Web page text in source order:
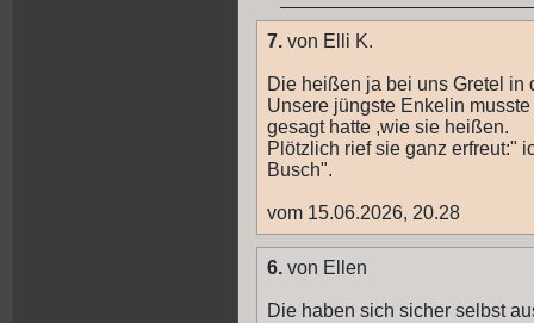
7. von Elli K.
Die heißen ja bei uns Gretel in
Unsere jüngste Enkelin
gesagt hatte ,wie sie heißen.
Plötzlich rief sie ganz erfreut:"
Busch".
vom 15.06.2026, 20.28
6. von Ellen
Die haben sich sicher selbst